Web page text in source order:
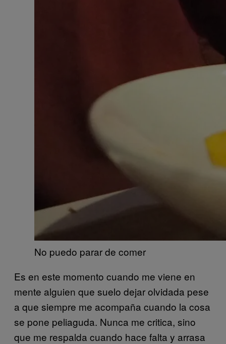
No puedo parar de comer
Es en este momento cuando me viene en
mente alguien que suelo dejar olvidada pese
a que siempre me acompaña cuando la cosa
se pone peliaguda. Nunca me critica, sino
que me respalda cuando hace falta y arrasa